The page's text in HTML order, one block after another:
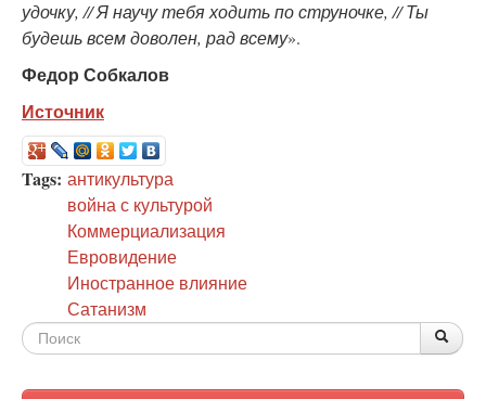
удочку, // Я научу тебя ходить по струночке, // Ты
будешь всем доволен, рад всему».
Федор Собкалов
Источник
Tags: антикультура
война с культурой
Коммерциализация
Евровидение
Иностранное влияние
Сатанизм
Форма